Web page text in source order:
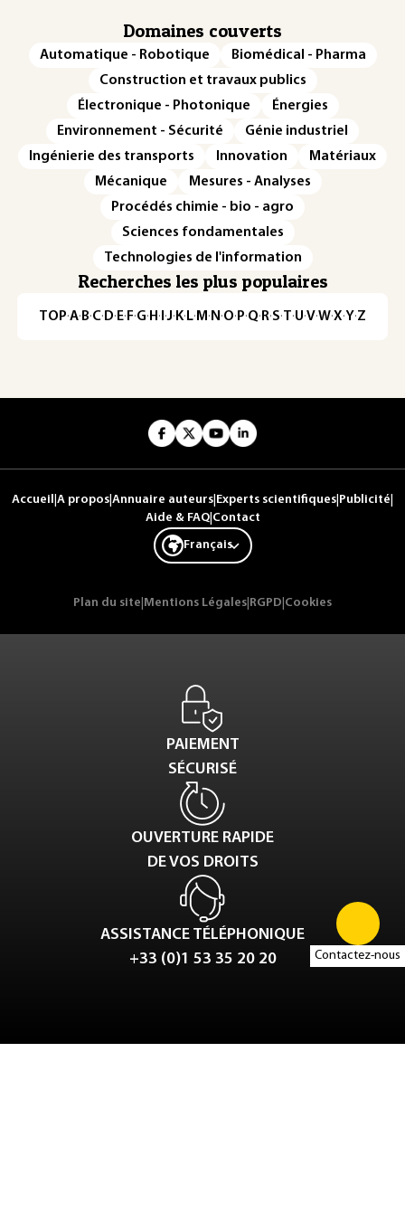
Contactez-nous
Domaines couverts
Automatique - Robotique
Biomédical - Pharma
Construction et travaux publics
Électronique - Photonique
Énergies
Environnement - Sécurité
Génie industriel
Ingénierie des transports
Innovation
Matériaux
Mécanique
Mesures - Analyses
Procédés chimie - bio - agro
Sciences fondamentales
Technologies de l'information
Recherches les plus populaires
TOP·A·B·C· D· E· F·G· H · ·J· K· L· M · N ·O· P·Q· R·S·T·U·V·W·X·Y·Z
Accueil A propos Annuaire auteurs Experts scientifiques Publicité
Aide & FAQ| Contact
Français
Plan du site Mentions Légales RGPD Cookies
PAIEMENT
SÉCURISÉ
OUVERTURE RAPIDE
DE VOS DROITS
ASSISTANCE TÉLÉPHONIQUE
+33 (0)1 53 35 20 20